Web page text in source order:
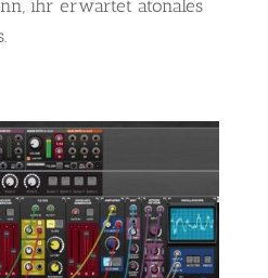
ihr erwartet atonales